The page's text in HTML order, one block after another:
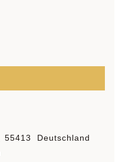
55413
Deutschland